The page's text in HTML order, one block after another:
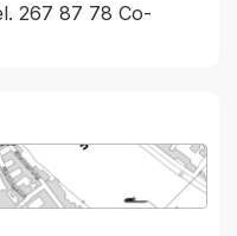
267 87 78 Co-
Karte von MapBS.
Link, wird in einem